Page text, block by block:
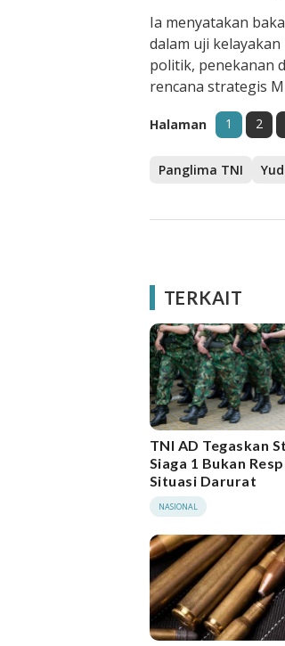
Ia menyatakan
dalam uji
politik, penekanan
rencana strategis
Halaman 1 2
Panglima TNI
TERKAIT
TNI AD Tegaskan
Siaga 1 Bukan
Situasi Darurat
NASIONAL